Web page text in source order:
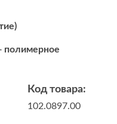
Код товара:
102.0897.00
полимерное